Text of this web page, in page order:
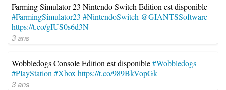
Farming Simulator 23 Nintendo Switch Edition est disponible
#FarmingSimulator23 #NintendoSwitch @GIANTSSoftware
https://t.co/gIUS0s6d3N
3 ans
Wobbledogs Console Edition est disponible#Wobbledogs
#PlayStation #Xbox https://t.co/989BkVopGk
3 ans